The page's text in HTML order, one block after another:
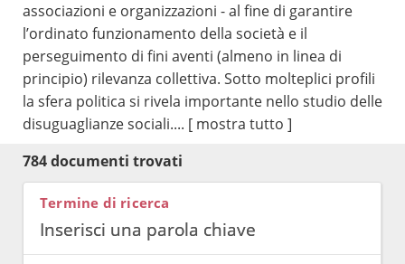
associazioni e organizzazioni - al fine di garantire
l’ordinato funzionamento della società e il
perseguimento di fini aventi (almeno in linea di
principio) rilevanza collettiva. Sotto molteplici profili
la sfera politica si rivela importante nello studio delle
disuguaglianze sociali.... [ mostra tutto ]
784 documenti trovati
Termine di ricerca